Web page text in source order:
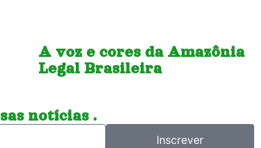
A voz e cores da Amazônia
Legal Brasileira
notícias .
Inscrever